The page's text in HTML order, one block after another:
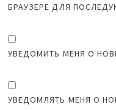
БРАУЗЕРЕ ДЛЯ
УВЕДОМИТЬ МЕНЯ О
УВЕДОМЛЯТЬ МЕНЯ О